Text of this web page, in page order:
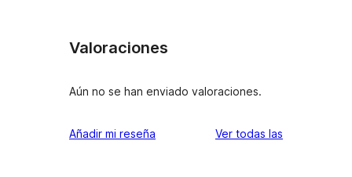
Valoraciones
Aún no se han enviado valoraciones.
Añadir mi reseña Ver todas las